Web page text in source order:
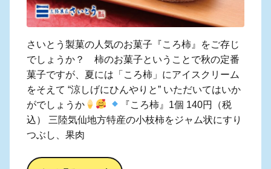
さいとう製菓の人気のお菓子『ころ柿』をご存じ
でしょうか？ 柿のお菓子ということで秋の定番
菓子ですが、夏には「ころ柿」にアイスクリーム
をそえて “涼しげにひんやりと” いただいてはいか
がでしょうか
『ころ柿』1個 140円（税
込） 三陸気仙地方特産の小枝柿をジャム状にすり
つぶし、果肉